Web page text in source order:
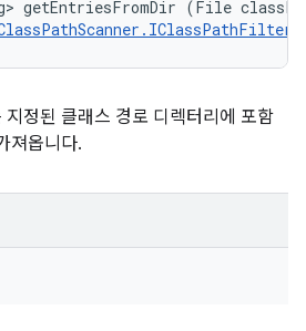
getEntriesFromDir (File
정된 클래스 경로 디렉터리에 포함
져옵니다.